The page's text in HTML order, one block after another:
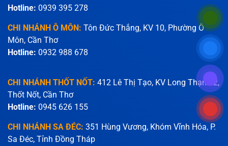
Hotline: 0939 395 278
CHI NHÁNH Ô MÔN: Tôn Đức Thắng, KV 10, Phường Ô
Môn, Cần Thơ
Hotline: 0932 988 678
CHI NHÁNH THỐT NỐT: 412 Lê Thị Tạo, KV Long Thạnh 2,
Thốt Nốt, Cần Thơ
Hotline: 0945 626 155
CHI NHÁNH SA ĐÉC: 351 Hùng Vương, Khóm Vĩnh Hóa, P.
Sa Đéc, Tỉnh Đồng Tháp